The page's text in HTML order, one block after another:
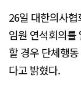
26일 대한의사
임원 연석회의를
할 경우 단체행
다고 밝혔다.